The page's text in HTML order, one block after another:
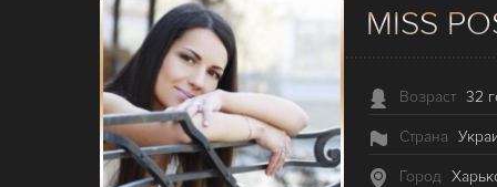
MISS
Возраст 32
Страна
Город